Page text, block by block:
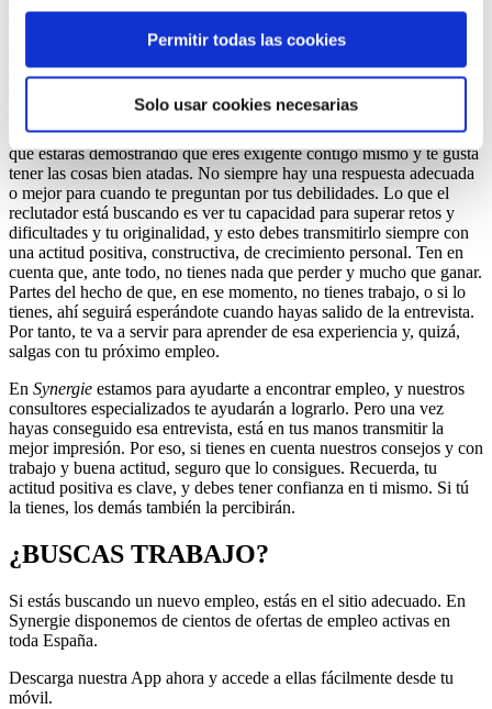
estrictamente técnicas pulsando el botón “Solo usar
cookies necesarias” o seleccionar aquellas para las que
presta su consentimiento pulsando el botón “Permitir
Consulta nuestraPolítica de Cookies
momento en el botón que aparece en la esquina
izquierda de la página.
Permitir todas las cookies
Solo usar cookies necesarias
simultánea.
centres en lo estrictamente laboral y de qué modo afecta a tu
desempeño. No digas, por ejemplo, que eres inseguro, di que te
gusta revisar y contrastar los trabajos antes de entregarlos para
asegurarte de que son correctos. Esto aportará un plus a tu perfil ya
que estarás demostrando que eres exigente contigo mismo y te gusta
tener las cosas bien atadas. No siempre hay una respuesta adecuada
o mejor para cuando te preguntan por tus debilidades. Lo que el
reclutador está buscando es ver tu capacidad para superar retos y
dificultades y tu originalidad, y esto debes transmitirlo siempre con
una actitud positiva, constructiva, de crecimiento personal. Ten en
cuenta que, ante todo, no tienes nada que perder y mucho que ganar.
Partes del hecho de que, en ese momento, no tienes trabajo, o si lo
tienes, ahí seguirá esperándote cuando hayas salido de la entrevista.
Por tanto, te va a servir para aprender de esa experiencia y, quizá,
salgas con tu próximo empleo.
En Synergie estamos para ayudarte a encontrar empleo, y nuestros
consultores especializados te ayudarán a lograrlo. Pero una vez
hayas conseguido esa entrevista, está en tus manos transmitir la
mejor impresión. Por eso, si tienes en cuenta nuestros consejos y con
trabajo y buena actitud, seguro que lo consigues. Recuerda, tu
actitud positiva es clave, y debes tener confianza en ti mismo. Si tú
la tienes, los demás también la percibirán.
¿BUSCAS TRABAJO?
Si estás buscando un nuevo empleo, estás en el sitio adecuado. En
Synergie disponemos de cientos de ofertas de empleo activas en
toda España.
Descarga nuestra App ahora y accede a ellas fácilmente desde tu
móvil.